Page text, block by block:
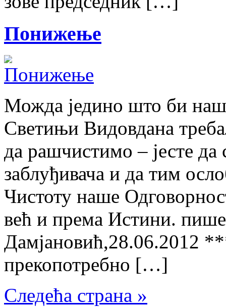
Понижење
Можда једино што би
Светињи Видовдана
да рашчистимо – јесте да
заблуђивача и да тим
Чистоту наше
већ и према Истини.
Дамјановић,28.06.2012
прекопотребно […]
Следећа страна »